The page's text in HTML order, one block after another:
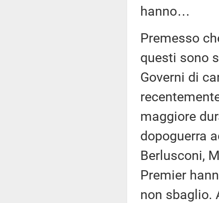
hanno…
Premesso
questi sono
Governi di
maggiore
dopoguerra
Berlusconi,
Premier
non sbaglio.